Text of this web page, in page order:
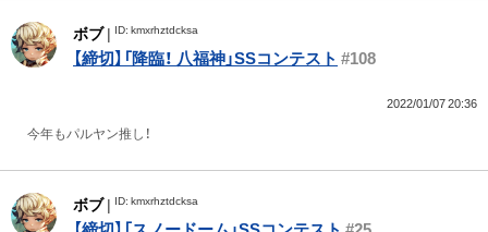
ボブ| ID: kmxrhztdcksa
【締切】「降臨！ 八福神」SSコンテスト #108
2022/01/07 20:36
今年もパルヤン推し！
ボブ| ID: kmxrhztdcksa